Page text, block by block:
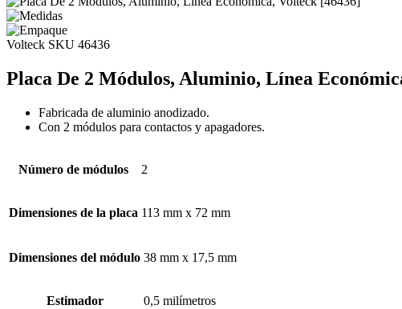
Volteck SKU 46436
Placa De 2 Módulos, Aluminio, Línea
Fabricada de aluminio anodizado.
Con 2 módulos para contactos y apagadores.
Número de módulos 2
Dimensiones de la placa 113 mm x 72 mm
Dimensiones del módulo 38 mm x 17,5 mm
Estimador 0,5 milímetros